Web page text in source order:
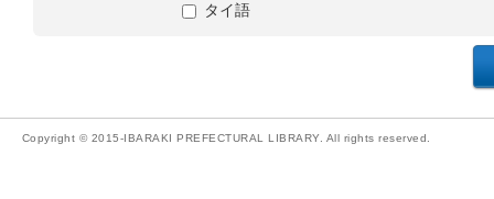
タイ語
Copyright © 2015-IBARAKI PREFECTURAL LIBRARY. All rights reserved.